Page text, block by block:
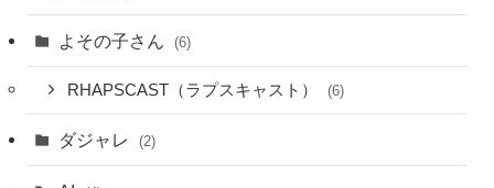
よその子さん (6)
RHAPSCAST（ラプスキャスト） (6)
ダジャレ (2)